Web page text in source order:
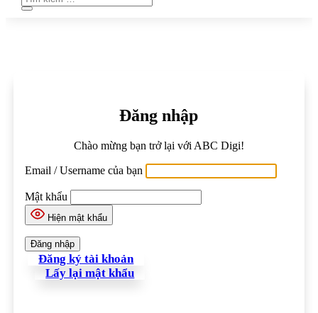
Đăng nhập
Chào mừng bạn trở lại với ABC Digi!
Email / Username của bạn
Mật khẩu
Hiện mật khẩu
Đăng ký tài khoản
Lấy lại mật khẩu